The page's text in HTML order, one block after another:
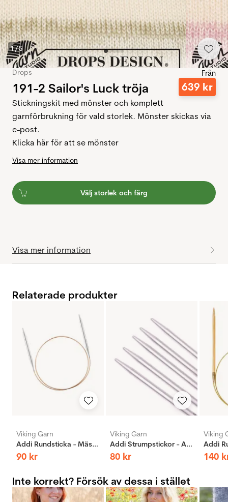
1/5
Drops
191-2 Sailor's Luck tröja
Från
639 kr
Stickningskit med mönster och komplett
garnförbrukning för vald storlek. Mönster skickas via
e-post.
Klicka här för att se mönster
Visa mer information
Välj storlek och färg
Visa mer information
Relaterade produkter
Viking Garn
Addi Rundsticka - Mässing
90 kr
Viking Garn
Addi Strumpstickor - Aluminium
80 kr
Viking
140
Inte korrekt? Försök av dessa i stället